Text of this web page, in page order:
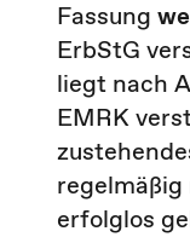
Fassung
ErbStG
liegt nach
EMRK
erfolglos